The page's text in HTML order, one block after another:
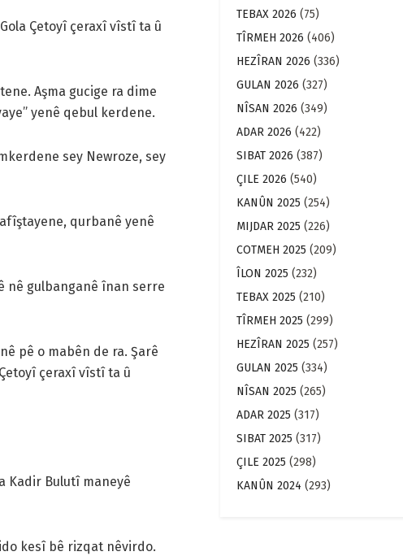
Çetoyî çeraxî vîstî ta û
Aşma gucige ra dime
yenê qebul kerdene.
sey Newroze, sey
qurbanê yenê
nê gulbanganê înan serre
pê o mabên de ra. Şarê
çeraxî vîstî ta û
Kadir Bulutî maneyê
kesî bê rizqat nêvirdo.
TEBAX 2026 (75)
TÎRMEH 2026 (406)
HEZÎRAN 2026 (336)
GULAN 2026 (327)
NÎSAN 2026 (349)
ADAR 2026 (422)
SIBAT 2026 (387)
ÇILE 2026 (540)
KANÛN 2025 (254)
MIJDAR 2025 (226)
COTMEH 2025 (209)
ÎLON 2025 (232)
TEBAX 2025 (210)
TÎRMEH 2025 (299)
HEZÎRAN 2025 (257)
GULAN 2025 (334)
NÎSAN 2025 (265)
ADAR 2025 (317)
SIBAT 2025 (317)
ÇILE 2025 (298)
KANÛN 2024 (293)